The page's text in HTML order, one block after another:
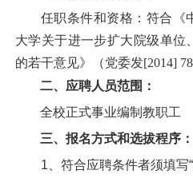
任职条件和资格：符合《
大学关于进一步扩大院级单位
的若干意见》（党委发[2014] 78
二、应聘人员范围：
全校正式事业编制教职工
三、报名方式和选拔程序：
1 、符合应聘条件者须填写“